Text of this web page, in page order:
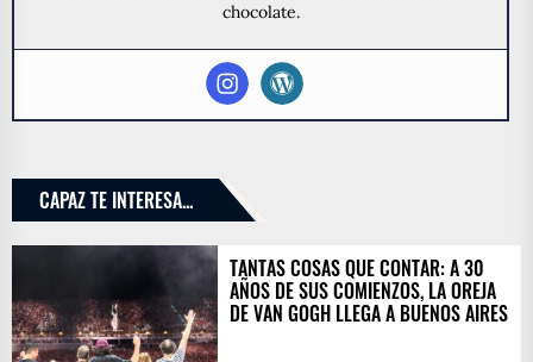
chocolate.
CAPAZ TE INTERESA...
TANTAS COSAS QUE CONTAR: A 30
AÑOS DE SUS COMIENZOS, LA OREJA
DE VAN GOGH LLEGA A BUENOS AIRES